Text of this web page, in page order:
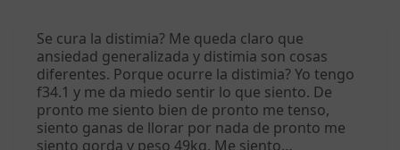
Se cura la distimia? Me queda claro que
ansiedad generalizada y distimia son cosas
diferentes. Porque ocurre la distimia? Yo tengo
f34.1 y me da miedo sentir lo que siento. De
pronto me siento bien de pronto me tenso,
siento ganas de llorar por nada de pronto me
siento gorda y peso 49kg. Me siento…